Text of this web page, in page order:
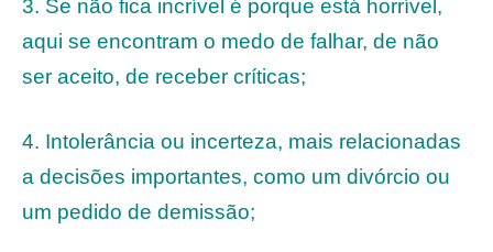
3. Se não fica incrível é porque está horrível,
aqui se encontram o medo de falhar, de não
ser aceito, de receber críticas;
4. Intolerância ou incerteza, mais relacionadas
a decisões importantes, como um divórcio ou
um pedido de demissão;